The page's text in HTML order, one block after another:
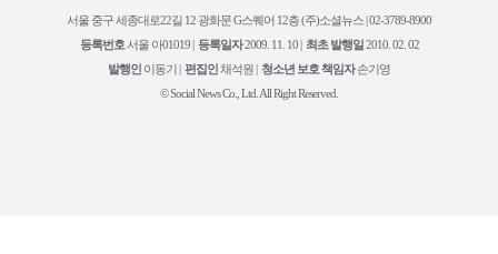
스
타
램
트
유
튜
서울 중구 세종대로22길 12 광화문 G스퀘어 12층 (주)소셜뉴스 | 02-3789-8900
등록번호 서울 아01019 | 등록일자2009. 11. 10 | 최초 발행일2010. 02. 02
발행인 이동기 | 편집인채석원 | 청소년 보호 책임자손기영
© Social News Co., Ltd. All Right Reserved.